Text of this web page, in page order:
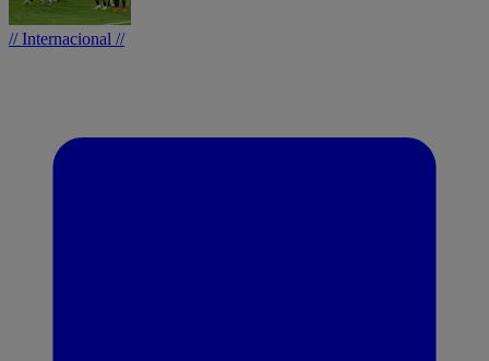
// Internacional //